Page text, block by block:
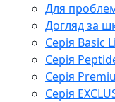
Для
Догляд за
Серія Basic
Серія
Серія
Серія